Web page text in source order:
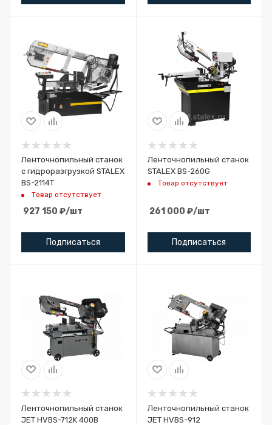
Ленточнопильный станок
с гидроразгрузкой STALEX
BS-2114Т
Товар отсутствует
927 150 ₽/шт
Подписаться
Ленточнопильный станок
STALEX BS-260G
Товар отсутствует
261 000 ₽/шт
Подписаться
Ленточнопильный станок
JET HVBS-712K 400В
Ленточнопильный станок
JET HVBS-912